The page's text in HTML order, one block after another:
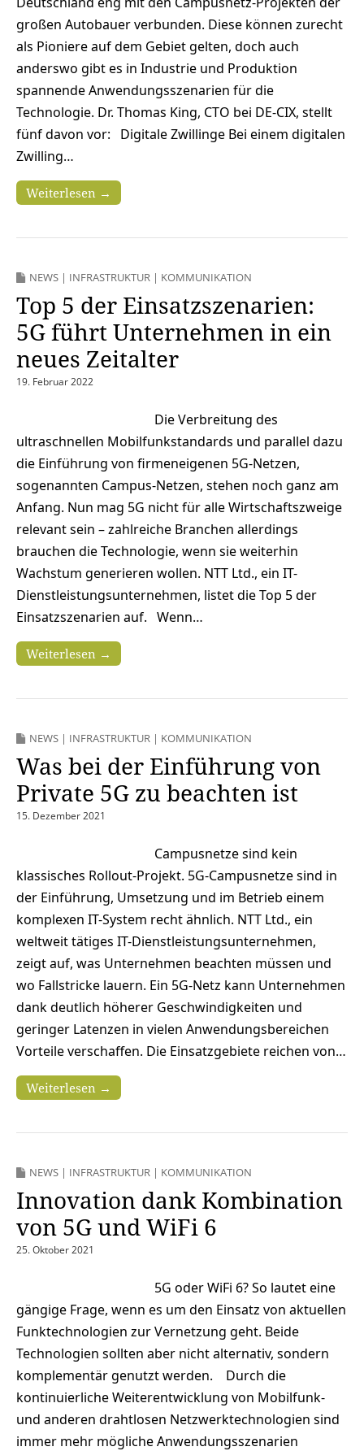
großen Autobauer verbunden. Diese können zurecht
als Pioniere auf dem Gebiet gelten, doch auch
anderswo gibt es in Industrie und Produktion
spannende Anwendungsszenarien für die
Technologie. Dr. Thomas King, CTO bei DE-CIX, stellt
fünf davon vor: Digitale Zwillinge Bei einem digitalen
Zwilling…
Weiterlesen →
NEWS | INFRASTRUKTUR | KOMMUNIKATION
Top 5 der Einsatzszenarien:
5G führt Unternehmen in ein
neues Zeitalter
19. Februar 2022
Die Verbreitung des
ultraschnellen Mobilfunkstandards und parallel dazu
die Einführung von firmeneigenen 5G-Netzen,
sogenannten Campus-Netzen, stehen noch ganz am
Anfang. Nun mag 5G nicht für alle Wirtschaftszweige
relevant sein – zahlreiche Branchen allerdings
brauchen die Technologie, wenn sie weiterhin
Wachstum generieren wollen. NTT Ltd., ein IT-
Dienstleistungsunternehmen, listet die Top 5 der
Einsatzszenarien auf. Wenn…
Weiterlesen →
NEWS | INFRASTRUKTUR | KOMMUNIKATION
Was bei der Einführung von
Private 5G zu beachten ist
15. Dezember 2021
Campusnetze sind kein
klassisches Rollout-Projekt. 5G-Campusnetze sind in
der Einführung, Umsetzung und im Betrieb einem
komplexen IT-System recht ähnlich. NTT Ltd., ein
weltweit tätiges IT-Dienstleistungsunternehmen,
zeigt auf, was Unternehmen beachten müssen und
wo Fallstricke lauern. Ein 5G-Netz kann Unternehmen
dank deutlich höherer Geschwindigkeiten und
geringer Latenzen in vielen Anwendungsbereichen
Vorteile verschaffen. Die Einsatzgebiete reichen von…
Weiterlesen →
NEWS | INFRASTRUKTUR | KOMMUNIKATION
Innovation dank Kombination
von 5G und WiFi 6
25. Oktober 2021
5G oder WiFi 6? So lautet eine
gängige Frage, wenn es um den Einsatz von aktuellen
Funktechnologien zur Vernetzung geht. Beide
Technologien sollten aber nicht alternativ, sondern
komplementär genutzt werden. Durch die
kontinuierliche Weiterentwicklung von Mobilfunk-
und anderen drahtlosen Netzwerktechnologien sind
immer mehr mögliche Anwendungsszenarien